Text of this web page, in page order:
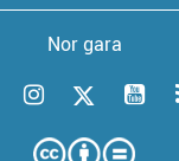
Nor gara